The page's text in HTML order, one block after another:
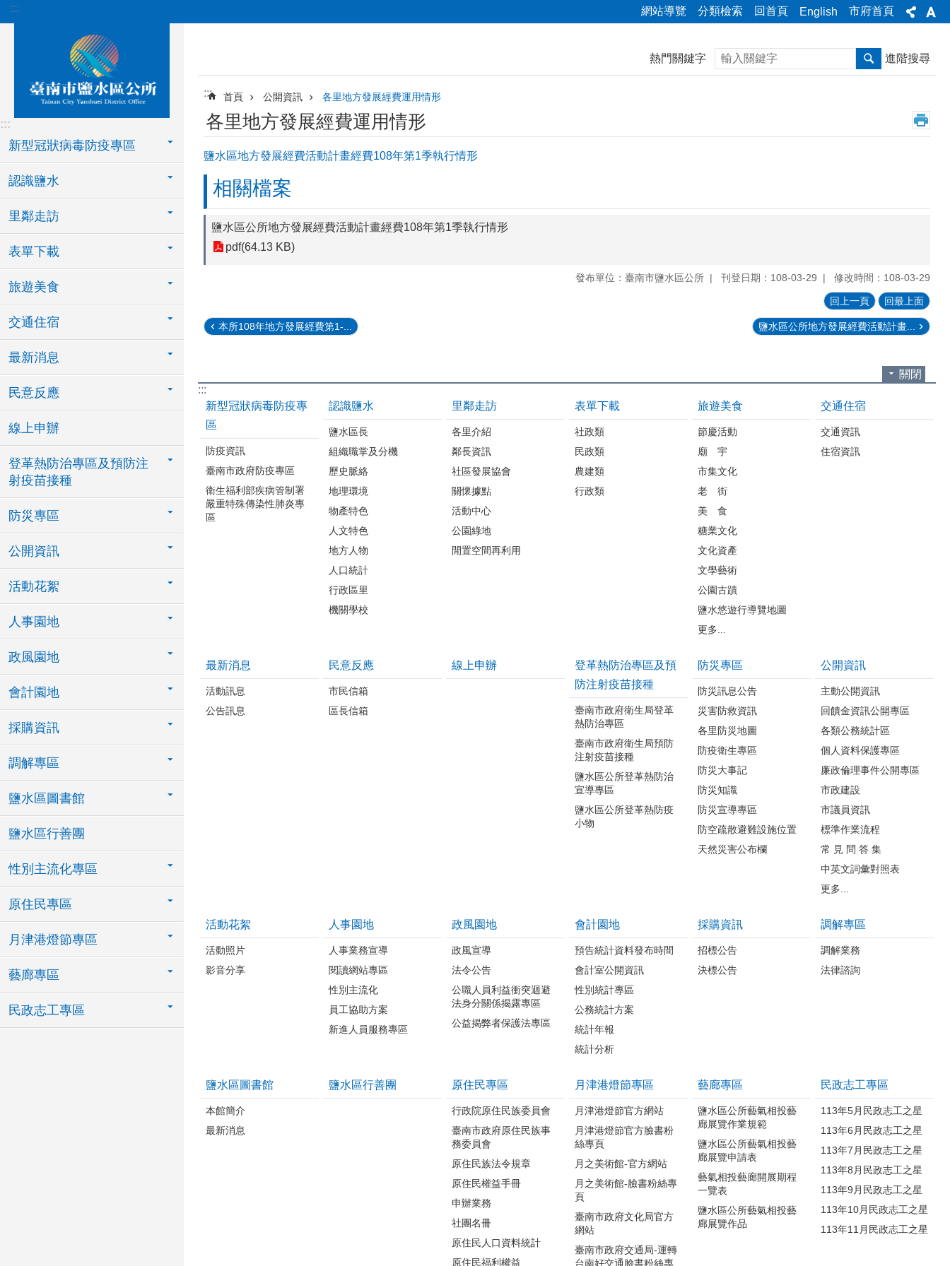
跳到主要內容區塊
::: 網站導覽 分類檢索 回首頁 English 市府首頁
:::
新型冠狀病毒防疫專區
認識鹽水
里鄰走訪
表單下載
旅遊美食
交通住宿
最新消息
民意反應
線上申辦
登革熱防治專區及預防注
射疫苗接種
防災專區
公開資訊
活動花絮
人事園地
政風園地
會計園地
採購資訊
調解專區
鹽水區圖書館
鹽水區行善團
性別主流化專區
原住民專區
月津港燈節專區
藝廊專區
民政志工專區
熱門關鍵字 搜尋 進階搜尋
::: 首頁 公開資訊 各里地方發展經費運用情形
各里地方發展經費運用情形
鹽水區地方發展經費活動計畫經費108年第1季執行情形
相關檔案
鹽水區公所地方發展經費活動計畫經費108年第1季執行情形
pdf(64.13 KB)
發布單位：臺南市鹽水區公所 刊登日期：108-03-29 修改時間：108-03-29
回上一頁 回最上面
本所108年地方發展經費第1-... 鹽水區公所地方發展經費活動計畫...
關閉
:::
新型冠狀病毒防疫專
區
防疫資訊
臺南市政府防疫專區
衛生福利部疾病管制署
嚴重特殊傳染性肺炎專
區
認識鹽水
鹽水區長
組織職掌及分機
歷史脈絡
地理環境
物產特色
人文特色
地方人物
人口統計
行政區里
機關學校
里鄰走訪
各里介紹
鄰長資訊
社區發展協會
關懷據點
活動中心
公園綠地
閒置空間再利用
表單下載
社政類
民政類
農建類
行政類
旅遊美食
節慶活動
廟 宇
市集文化
老 街
美 食
糖業文化
文化資產
文學藝術
公園古蹟
鹽水悠遊行導覽地圖
更多...
交通住宿
交通資訊
住宿資訊
最新消息
活動訊息
公告訊息
民意反應
市民信箱
區長信箱
線上申辦
登革熱防治專區及預
防注射疫苗接種
臺南市政府衛生局登革
熱防治專區
臺南市政府衛生局預防
注射疫苗接種
鹽水區公所登革熱防治
宣導專區
鹽水區公所登革熱防疫
小物
防災專區
防災訊息公告
災害防救資訊
各里防災地圖
防疫衛生專區
防災大事記
防災知識
防災宣導專區
防空疏散避難設施位置
天然災害公布欄
公開資訊
主動公開資訊
回饋金資訊公開專區
各類公務統計區
個人資料保護專區
廉政倫理事件公開專區
市政建設
市議員資訊
標準作業流程
常 見 問 答 集
中英文詞彙對照表
更多...
活動花絮
活動照片
影音分享
人事園地
人事業務宣導
閱讀網站專區
性別主流化
員工協助方案
新進人員服務專區
政風園地
政風宣導
法令公告
公職人員利益衝突迴避
法身分關係揭露專區
公益揭弊者保護法專區
會計園地
預告統計資料發布時間
會計室公開資訊
性別統計專區
公務統計方案
統計年報
統計分析
採購資訊
招標公告
決標公告
調解專區
調解業務
法律諮詢
鹽水區圖書館
本館簡介
最新消息
鹽水區行善團 原住民專區
行政院原住民族委員會
臺南市政府原住民族事
務委員會
原住民族法令規章
原住民權益手冊
申辦業務
社團名冊
原住民人口資料統計
原住民福利權益
月津港燈節專區
月津港燈節官方網站
月津港燈節官方臉書粉
絲專頁
月之美術館-官方網站
月之美術館-臉書粉絲專
頁
臺南市政府文化局官方
網站
臺南市政府交通局-運轉
台南好交通臉書粉絲專
藝廊專區
鹽水區公所藝氣相投藝
廊展覽作業規範
鹽水區公所藝氣相投藝
廊展覽申請表
藝氣相投藝廊開展期程
一覽表
鹽水區公所藝氣相投藝
廊展覽作品
民政志工專區
113年5月民政志工之星
113年6月民政志工之星
113年7月民政志工之星
113年8月民政志工之星
113年9月民政志工之星
113年10月民政志工之星
113年11月民政志工之星